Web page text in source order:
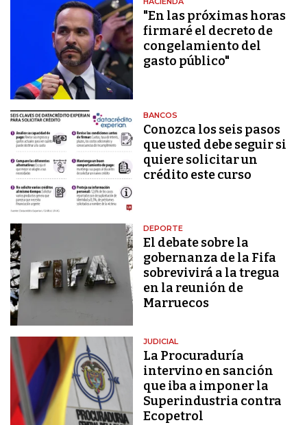
"En las próximas horas
firmaré el decreto de
congelamiento del
gasto público"
BANCOS
Conozca los seis pasos
que usted debe seguir si
quiere solicitar un
crédito este curso
DEPORTE
El debate sobre la
gobernanza de la Fifa
sobrevivirá a la tregua
en la reunión de
Marruecos
JUDICIAL
La Procuraduría
intervino en sanción
que iba a imponer la
Superindustria contra
Ecopetrol